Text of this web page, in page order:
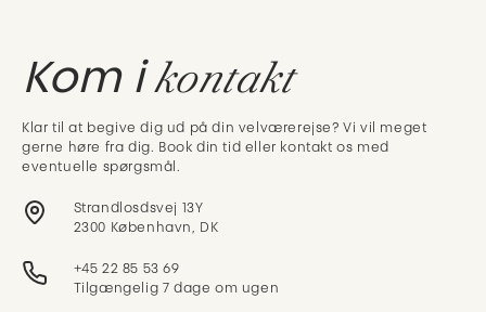
Kom ikontakt
Klar til at begive dig ud på din velværerejse? Vi vil meget
gerne høre fra dig. Book din tid eller kontakt os med
eventuelle spørgsmål.
Strandlosdsvej 13Y
2300 København, DK
+45 22 85 53 69
Tilgængelig 7 dage om ugen